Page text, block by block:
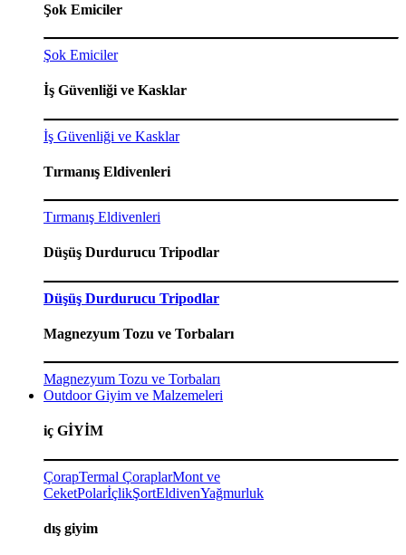
Şok Emiciler
Şok Emiciler
İş Güvenliği ve Kasklar
İş Güvenliği ve Kasklar
Tırmanış Eldivenleri
Tırmanış Eldivenleri
Düşüş Durdurucu Tripodlar
Düşüş Durdurucu Tripodlar
Magnezyum Tozu ve Torbaları
Magnezyum Tozu ve Torbaları
Outdoor Giyim ve Malzemeleri
iç GİYİM
ÇorapTermal ÇoraplarMont ve
CeketPolarİçlikŞortEldivenYağmurluk
dış giyim